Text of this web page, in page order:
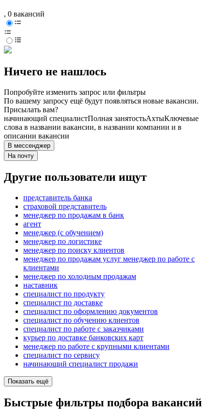
, 0 вакансий
Ничего не нашлось
Попробуйте изменить запрос или фильтры
По вашему запросу ещё будут появляться новые вакансии.
Присылать вам?
начинающий специалистПолная занятостьАхтыКлючевые
слова в названии вакансии, в названии компании и в
описании вакансии
В мессенджер
На почту
Другие пользователи ищут
представитель банка
страховой представитель
менеджер по продажам в банк
агент
менеджер (с обучением)
менеджер по логистике
менеджер по поиску клиентов
менеджер по продажам услуг менеджер по работе с
клиентами
менеджер по холодным продажам
наставник
специалист по продукту
специалист по доставке
специалист по оформлению документов
специалист по обучению клиентов
специалист по работе с заказчиками
курьер по доставке банковских карт
менеджер по работе с крупными клиентами
специалист по сервису
начинающий специалист продажи
Показать ещё
Быстрые фильтры подбора вакансий